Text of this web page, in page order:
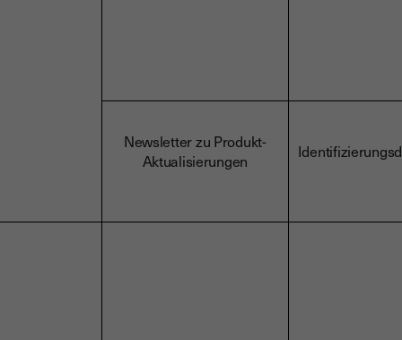
Newsletter zu Produkt-
Aktualisierungen